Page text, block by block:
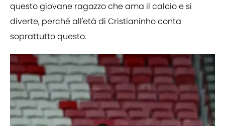
questo giovane ragazzo che ama il calcio e si
diverte, perché all'età di Cristianinho conta
soprattutto questo.